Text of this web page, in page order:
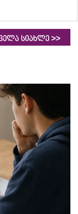
სიახლე >>